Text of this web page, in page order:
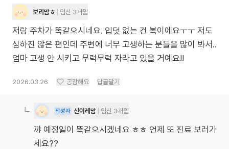
보리맘ㅎ 임신 3개월
저랑 주차가 똑같으시네요. 입덧 없는 건 복이에요ㅜㅜ 저도
심하진 않은 편인데 주변에 너무 고생하는 분들을 많이 봐서..
엄마 고생 안 시키고 무럭무럭 자라고 있을 거예요!!
2026.03.26 공감해요 답글달기
작성자 신이레맘 임신 3개월
꺄 예정일이 똑같으시겠네요 ㅎㅎ 언제 또 진료 보러가
세요??